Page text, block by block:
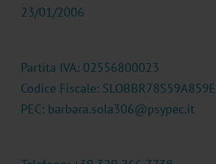
23/01/2006
Partita IVA: 02556800023
Codice Fiscale: SLOBBR78S59A859E
PEC: barbara.sola306@psypec.it